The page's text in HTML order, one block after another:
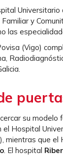
Familiar y
las
(Vigo)
su
el Hospital
mientras que el
. El hospital